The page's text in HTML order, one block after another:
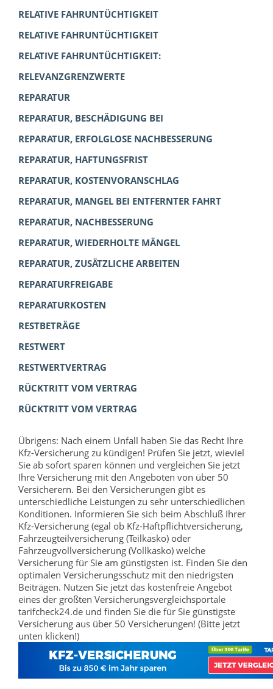
RELATIVE FAHRUNTÜCHTIGKEIT
RELATIVE FAHRUNTÜCHTIGKEIT
RELATIVE FAHRUNTÜCHTIGKEIT:
RELEVANZGRENZWERTE
REPARATUR
REPARATUR, BESCHÄDIGUNG BEI
REPARATUR, ERFOLGLOSE NACHBESSERUNG
REPARATUR, HAFTUNGSFRIST
REPARATUR, KOSTENVORANSCHLAG
REPARATUR, MANGEL BEI ENTFERNTER FAHRT
REPARATUR, NACHBESSERUNG
REPARATUR, WIEDERHOLTE MÄNGEL
REPARATUR, ZUSÄTZLICHE ARBEITEN
REPARATURFREIGABE
REPARATURKOSTEN
RESTBETRÄGE
RESTWERT
RESTWERTVERTRAG
RÜCKTRITT VOM VERTRAG
RÜCKTRITT VOM VERTRAG
Übrigens: Nach einem Unfall haben Sie das Recht Ihre
Kfz-Versicherung zu kündigen! Prüfen Sie jetzt, wieviel
Sie ab sofort sparen können und vergleichen Sie jetzt
Ihre Versicherung mit den Angeboten von über 50
Versicherern. Bei den Versicherungen gibt es
unterschiedliche Leistungen zu sehr unterschiedlichen
Konditionen. Informieren Sie sich beim Abschluß Ihrer
Kfz-Versicherung (egal ob Kfz-Haftpflichtversicherung,
Fahrzeugteilversicherung (Teilkasko) oder
Fahrzeugvollversicherung (Vollkasko) welche
Versicherung für Sie am günstigsten ist. Finden Sie den
optimalen Versicherungsschutz mit den niedrigsten
Beiträgen. Nutzen Sie jetzt das kostenfreie Angebot
eines der größten Versicherungsvergleichsportale
tarifcheck24.de und finden Sie die für Sie günstigste
Versicherung aus über 50 Versicherungen! (Bitte jetzt
unten klicken!)